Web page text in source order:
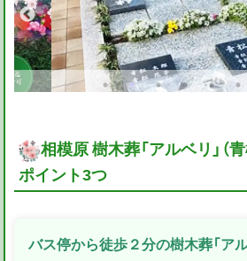
相模原 樹木葬「アルベリ」（
ポイント3つ
バス停から徒歩２分の樹木葬「ア